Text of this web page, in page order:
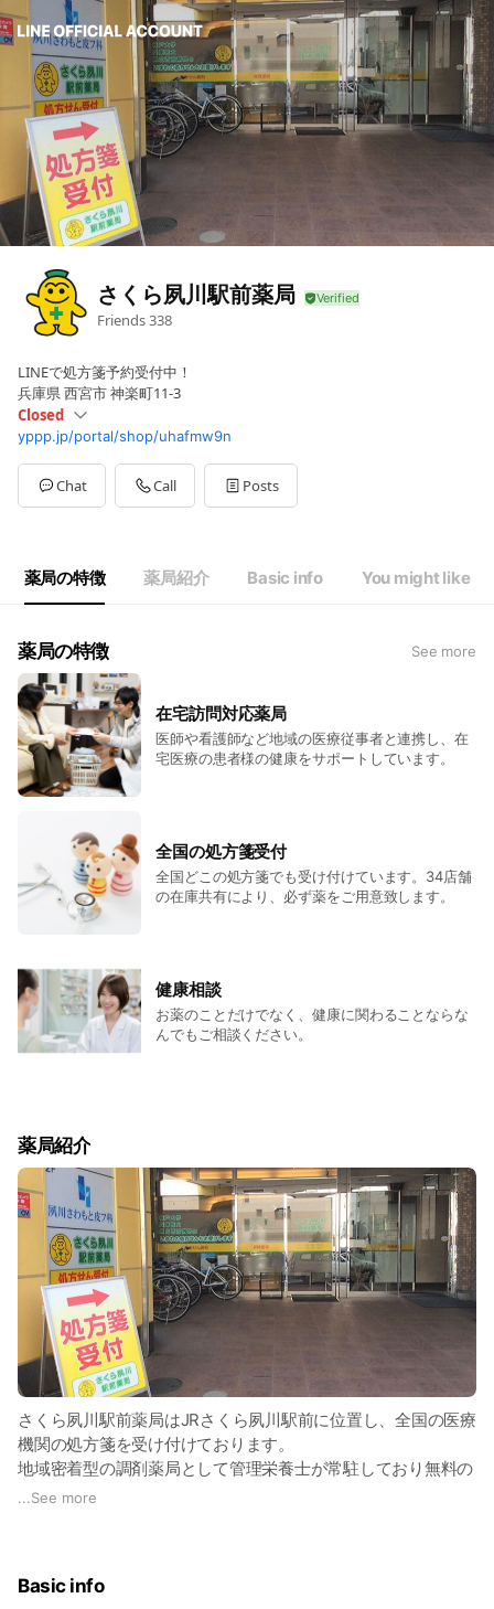
さくら夙川駅前薬局
Friends338
LINEで処方箋予約受付中！
兵庫県 西宮市 神楽町11-3
Closed
SunClosed
Mon09:00 - 20:00
Tue09:00 - 20:00
Wed09:00 - 20:00
Sat09:00 - 13:00
営業時間外の対応可能です。
yppp.jp/portal/shop/uhafmw9n
Chat Call Posts
薬局の特徴 薬局紹介 Basic info You might like
薬局の特徴 See more
在宅訪問対応薬局
医師や看護師など地域の医療従事者と連携し、在
宅医療の患者様の健康をサポートしています。
全国の処方箋受付
全国どこの処方箋でも受け付けています。34店舗
の在庫共有により、必ず薬をご用意致します。
健康相談
お薬のことだけでなく、健康に関わることならな
んでもご相談ください。
薬局紹介
さくら夙川駅前薬局はJRさくら夙川駅前に位置し、全国の医療
機関の処方箋を受け付けております。
地域密着型の調剤薬局として管理栄養士が常駐しており無料の
栄養相談や健康相談などのOTC商品を多数取り揃えておりま
...See more
Basic info